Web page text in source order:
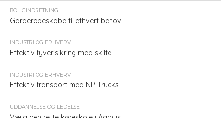
BOLIGINDRETNING
Garderobeskabe til ethvert behov
INDUSTRI OG ERHVERV
Effektiv tyverisikring med skilte
INDUSTRI OG ERHVERV
Effektiv transport med NP Trucks
UDDANNELSE OG LEDELSE